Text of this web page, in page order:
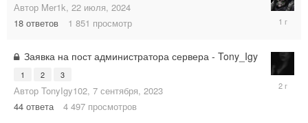
Автор Mer1k, 22 июля, 2024
18 ответов 1 851 просмотр
Заявка на пост администратора сервера - Tony_Igy
1 2 3
Автор TonyIgy102, 7 сентября, 2023
44 ответа 4 497 просмотров
13